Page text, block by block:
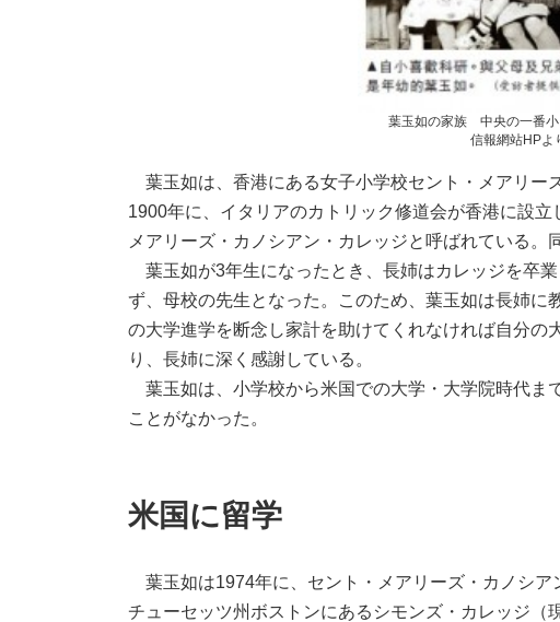
葉玉如の家族 中央の一番小
信報網站HPよ
葉玉如は、香港にある女子小学校セント・メアリー
1900年に、イタリアのカトリック修道会が香港に設
メアリーズ・カノシアン・カレッジと呼ばれている。
葉玉如が3年生になったとき、長姉はカレッジを卒
ず、母校の先生となった。このため、葉玉如は長姉に
の大学進学を断念し家計を助けてくれなければ自分の
り、長姉に深く感謝している。
葉玉如は、小学校から米国での大学・大学院時代ま
ことがなかった。
米国に留学
葉玉如は1974年に、セント・メアリーズ・カノシア
チューセッツ州ボストンにあるシモンズ・カレッジ（